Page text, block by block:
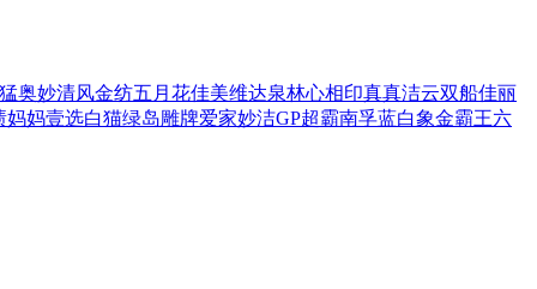
奥妙清风金纺五月花佳美维达泉林心相印真真洁云双船佳丽
妈妈壹选白猫绿岛雕牌爱家妙洁GP超霸南孚蓝白象金霸王六